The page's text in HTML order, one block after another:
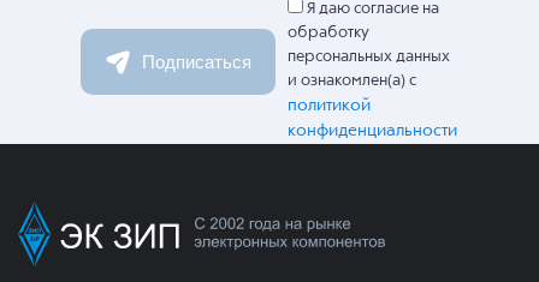
Подписаться
Я даю согласие на
обработку
персональных данных
и ознакомлен(а) с
политикой
конфиденциальности